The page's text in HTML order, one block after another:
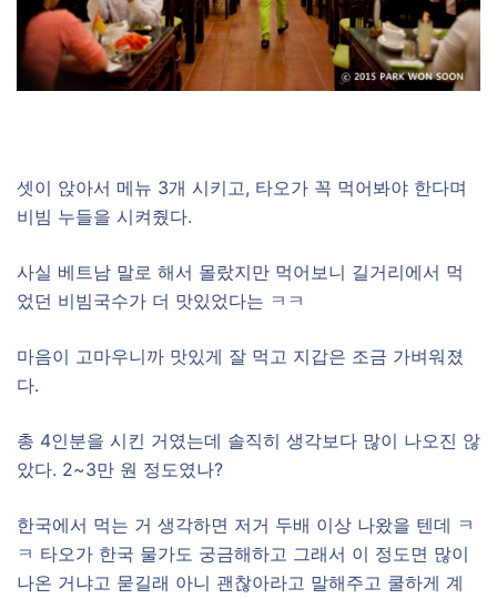
셋이 앉아서 메뉴 3개 시키고, 타오가 꼭 먹어봐야 한다며
비빔 누들을 시켜줬다.
사실 베트남 말로 해서 몰랐지만 먹어보니 길거리에서 먹
었던 비빔국수가 더 맛있었다는 ㅋㅋ
마음이 고마우니까 맛있게 잘 먹고 지갑은 조금 가벼워졌
다.
총 4인분을 시킨 거였는데 솔직히 생각보다 많이 나오진 않
았다. 2~3만 원 정도였나?
한국에서 먹는 거 생각하면 저거 두배 이상 나왔을 텐데 ㅋ
ㅋ 타오가 한국 물가도 궁금해하고 그래서 이 정도면 많이
나온 거냐고 묻길래 아니 괜찮아라고 말해주고 쿨하게 계